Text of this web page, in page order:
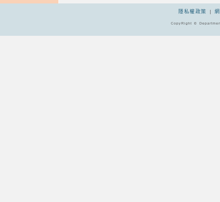
隱私權政策 |
CopyRight ©